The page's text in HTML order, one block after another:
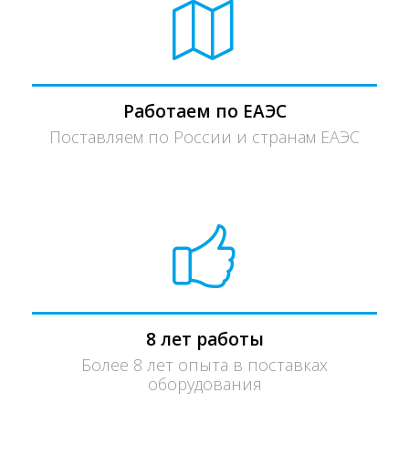
Работаем по ЕАЭС
Поставляем по России и странам ЕАЭС
8 лет работы
Более 8 лет опыта в поставках
оборудования